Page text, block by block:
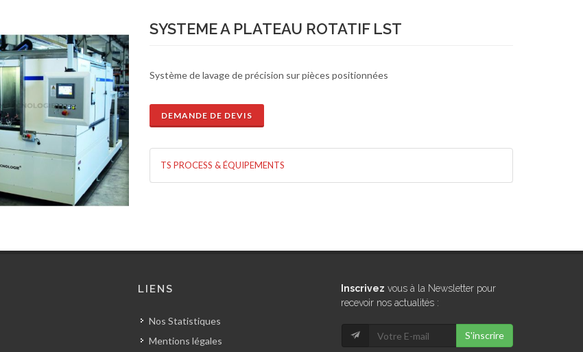
SYSTEME A PLATEAU ROTATIF LST
Système de lavage de précision sur pièces positionnées
DEMANDE DE DEVIS
TS PROCESS & ÉQUIPEMENTS
LIENS
Nos Statistiques
Mentions légales
Inscrivez vous à la Newsletter pour
recevoir nos actualités :
S'inscrire